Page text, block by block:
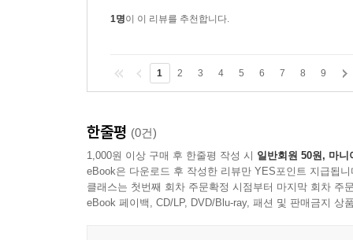
1명이 이 리뷰를 추천합니다.
1 2 3 4 5 6 7 8 9
한줄평 (0건)
1,000원 이상 구매 후 한줄평 작성 시 일반회원 50원, 마니
eBook은 다운로드 후 작성한 리뷰만 YES포인트 지급됩니
클래스는 첫번째 회차 주문확정 시점부터 마지막 회차 주
eBook 페이백, CD/LP, DVD/Blu-ray, 패션 및 판매금지 상